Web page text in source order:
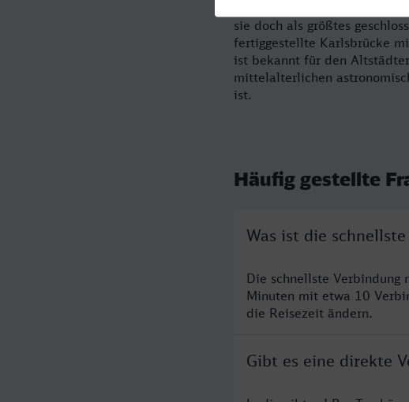
sie doch als größtes
fertiggestellte Karlsbrücke
ist bekannt für den
mittelalterlichen
ist.
Häufig gestellte
Was ist die
Die schnellste Verbindung
Minuten mit etwa 10
die Reisezeit ändern.
Gibt es eine direkte